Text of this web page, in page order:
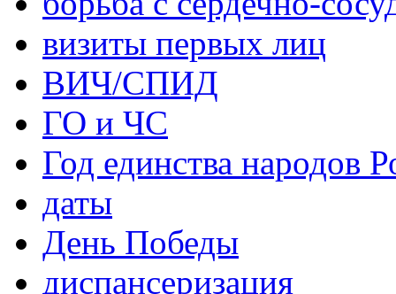
визиты первых лиц
ВИЧ/СПИД
ГО и ЧС
Год единства народов
даты
День Победы
диспансеризация